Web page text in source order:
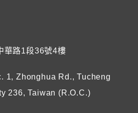
華路1段36號4樓
1, Zhonghua Rd., Tucheng
236, Taiwan (R.O.C.)